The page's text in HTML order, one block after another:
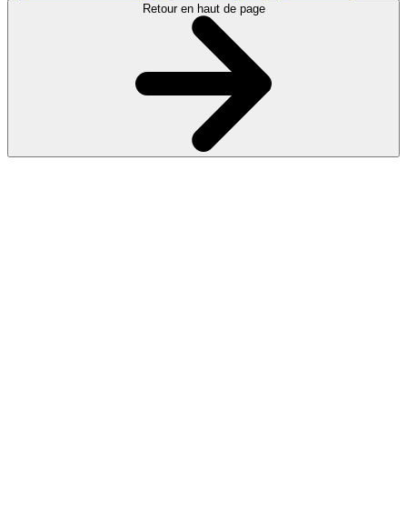
Retour en haut de page